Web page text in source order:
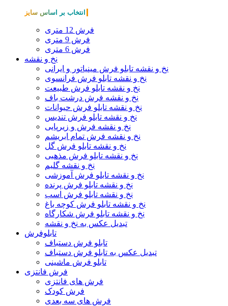
انتخاب بر اساس سایز
فرش 12 متری
فرش 9 متری
فرش 6 متری
نخ و نقشه
نخ و نقشه تابلو فرش مینیاتور و ایرانی
نخ و نقشه تابلو فرش فرانسوی
نخ و نقشه تابلو فرش طبیعت
نخ و نقشه فرش درشت باف
نخ و نقشه تابلو فرش حیوانات
نخ و نقشه تابلو فرش تندیس
نخ و نقشه فرش و زیرپایی
نخ و نقشه فرش تمام ابریشم
نخ و نقشه تابلو فرش گل
نخ و نقشه تابلو فرش مذهبی
نخ و نقشه گلیم
نخ و نقشه تابلو فرش آموزشی
نخ و نقشه تابلو فرش پرنده
نخ و نقشه تابلو فرش اسب
نخ و نقشه تابلو فرش کوچه باغ
نخ و نقشه تابلو فرش شکارگاه
تبدیل عکس به نخ و نقشه
تابلوفرش
تابلو فرش دستباف
تبدیل عکس به تابلو فرش دستباف
تابلو فرش ماشینی
فرش فانتزی
فرش های فانتزی
فرش کودک
فرش های سه بعدی